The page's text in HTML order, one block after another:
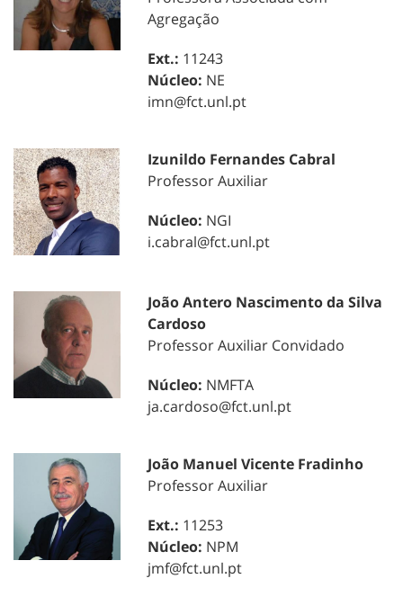
Agregação
Ext.: 11243
Núcleo: NE
imn@fct.unl.pt
Izunildo Fernandes Cabral
Professor Auxiliar
Núcleo: NGI
i.cabral@fct.unl.pt
João Antero Nascimento da Silva
Cardoso
Professor Auxiliar Convidado
Núcleo: NMFTA
ja.cardoso@fct.unl.pt
João Manuel Vicente Fradinho
Professor Auxiliar
Ext.: 11253
Núcleo: NPM
jmf@fct.unl.pt